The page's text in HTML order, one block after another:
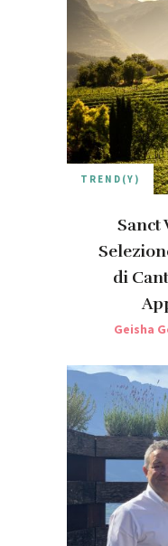
TREND(Y)
Sanct
di
Geisha